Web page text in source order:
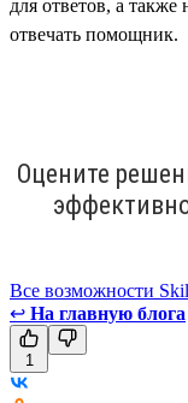
для ответов, а также
отвечать помощник.
Оцените
Все возможности
↩ На главную блога
1